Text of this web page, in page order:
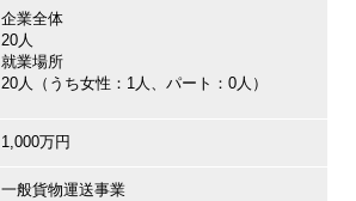
企業全体
20人
就業場所
20人（うち女性：1人、パート：0人）
1,000万円
一般貨物運送事業